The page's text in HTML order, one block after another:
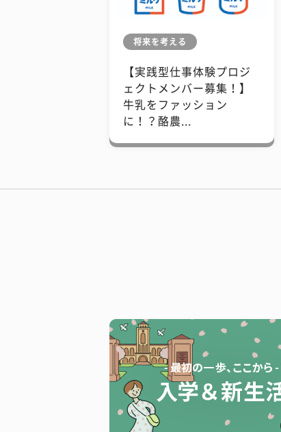
将来を考える
【実践型仕事体験プロジ
ェクトメンバー募集！】
牛乳をファッション
に！？酪農...